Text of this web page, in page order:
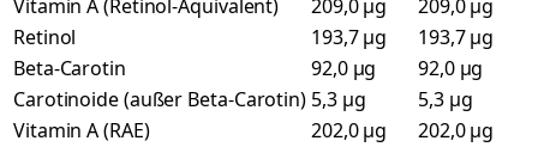
Vitamin A (Retinol-Äquivalent)
209,0 µg
209,0 µg
Retinol
193,7 µg
193,7 µg
Beta-Carotin
92,0 µg
92,0 µg
Carotinoide (außer Beta-Carotin) 5,3 µg
5,3 µg
Vitamin A (RAE)
202,0 µg
202,0 µg